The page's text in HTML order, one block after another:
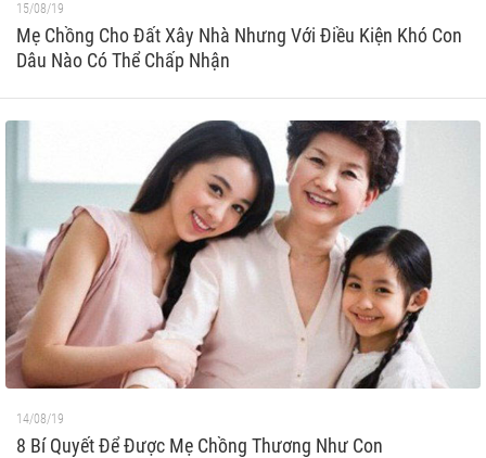
15/08/19
Mẹ Chồng Cho Đất Xây Nhà Nhưng Với Điều Kiện Khó Con
Dâu Nào Có Thể Chấp Nhận
14/08/19
8 Bí Quyết Để Được Mẹ Chồng Thương Như Con